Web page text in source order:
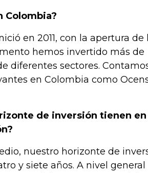
Colombia?
en 2011, con la apertura de
hemos invertido más de
diferentes sectores.
en Colombia como
de inversión tienen en
nuestro horizonte de
y siete años. A nivel